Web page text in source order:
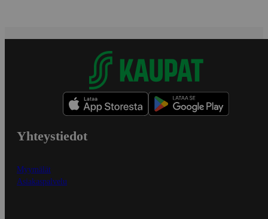
Yhteystiedot
Myymälät
Asiakaspalvelu